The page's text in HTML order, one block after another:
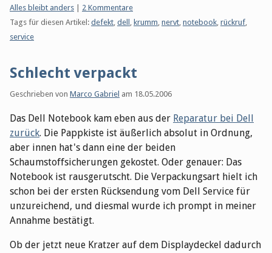
Kategorien:
Alles bleibt anders
2 Kommentare
Tags für diesen Artikel: defekt, dell , krumm, nervt, notebook, rückruf,
service
Schlecht verpackt
Geschrieben von Marco Gabriel am 18.05.2006
Das Dell Notebook kam eben aus der Reparatur bei Dell
zurück. Die Pappkiste ist äußerlich absolut in Ordnung,
aber innen hat's dann eine der beiden
Schaumstoffsicherungen gekostet. Oder genauer: Das
Notebook ist rausgerutscht. Die Verpackungsart hielt ich
schon bei der ersten Rücksendung vom Dell Service für
unzureichend, und diesmal wurde ich prompt in meiner
Annahme bestätigt.
Ob der jetzt neue Kratzer auf dem Displaydeckel dadurch